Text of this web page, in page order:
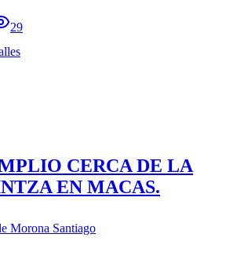
29
CERCA DE LA
EN MACAS.
Morona Santiago